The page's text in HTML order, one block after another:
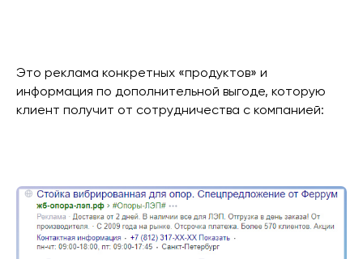
Это реклама конкретных «продуктов» и
информация по дополнительной выгоде, которую
клиент получит от сотрудничества с компанией: